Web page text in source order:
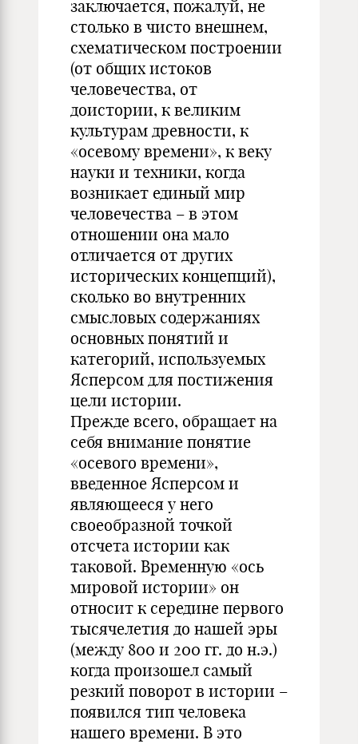
заключается, пожалуй, не
столько в чисто внешнем,
схематическом построении
(от общих истоков
человечества, от
доистории, к великим
культурам древности, к
«осевому времени», к веку
науки и техники, когда
возникает единый мир
человечества – в этом
отношении она мало
отличается от других
исторических концепций),
сколько во внутренних
смысловых содержаниях
основных понятий и
категорий, используемых
Ясперсом для постижения
цели истории.
Прежде всего, обращает на
себя внимание понятие
«осевого времени»,
введенное Ясперсом и
являющееся у него
своеобразной точкой
отсчета истории как
таковой. Временную «ось
мировой истории» он
относит к середине первого
тысячелетия до нашей эры
(между 800 и 200 гг. до н.э.)
когда произошел самый
резкий поворот в истории –
появился тип человека
нашего времени. В это